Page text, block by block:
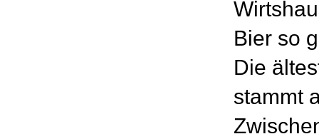
Bier so
Die
stammt